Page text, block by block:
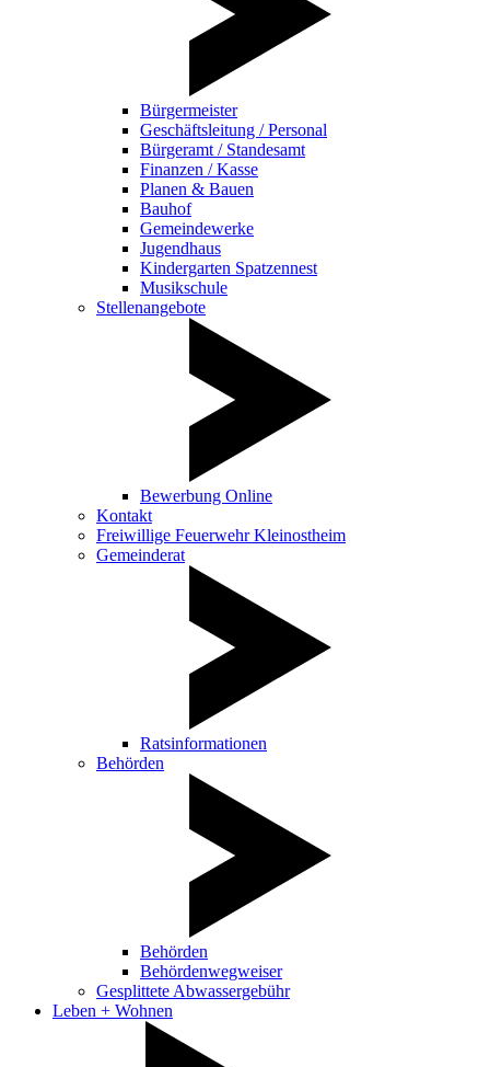
Bürgermeister
Geschäftsleitung / Personal
Bürgeramt / Standesamt
Finanzen / Kasse
Planen & Bauen
Bauhof
Gemeindewerke
Jugendhaus
Kindergarten Spatzennest
Musikschule
Stellenangebote
Bewerbung Online
Kontakt
Freiwillige Feuerwehr Kleinostheim
Gemeinderat
Ratsinformationen
Behörden
Behörden
Behördenwegweiser
Gesplittete Abwassergebühr
Leben + Wohnen